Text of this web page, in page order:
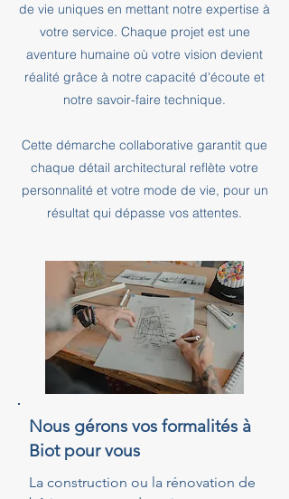
de vie uniques en mettant notre expertise à
votre service. Chaque projet est une
aventure humaine où votre vision devient
réalité grâce à notre capacité d'écoute et
notre savoir-faire technique.
Cette démarche collaborative garantit que
chaque détail architectural reflète votre
personnalité et votre mode de vie, pour un
résultat qui dépasse vos attentes.
Nous gérons vos formalités à
Biot pour vous
La construction ou la rénovation de